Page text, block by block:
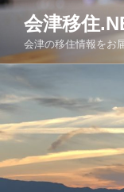
コ
ン
へ
ス
キ
ッ
プ
会津移住
会津の移住情報をお